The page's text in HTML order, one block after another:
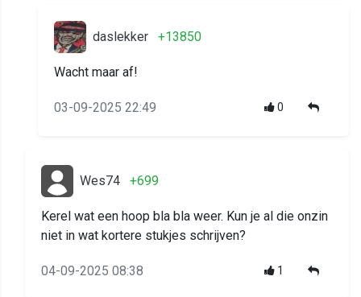
daslekker +13850
Wacht maar af!
03-09-2025 22:49 0
Wes74 +699
Kerel wat een hoop bla bla weer. Kun je al die onzin
niet in wat kortere stukjes schrijven?
04-09-2025 08:38 1